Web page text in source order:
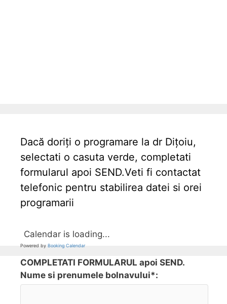
Dacă doriți o programare la dr Dițoiu,
selectati o casuta verde, completati
formularul apoi SEND.Veti fi contactat
telefonic pentru stabilirea datei si orei
programarii
Calendar is loading...
Powered by Booking Calendar
COMPLETATI FORMULARUL apoi SEND.
Nume si prenumele bolnavului*: